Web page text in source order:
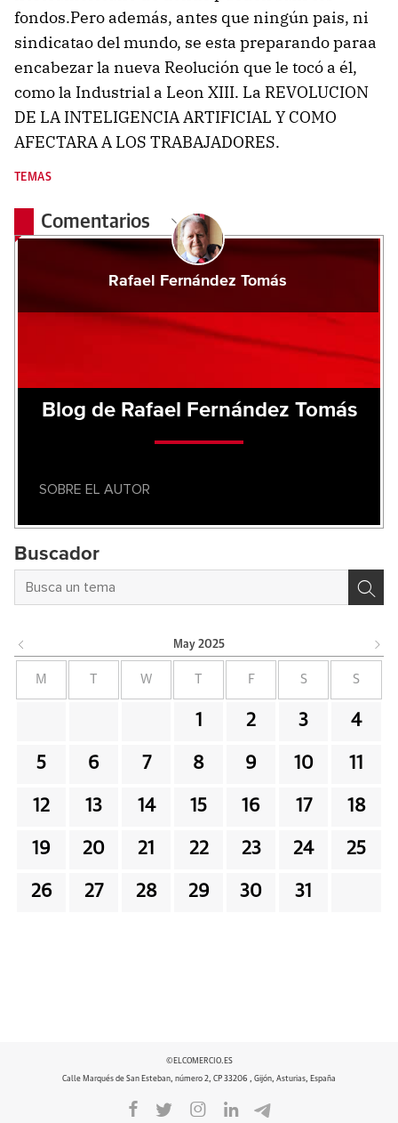
fondos.Pero además, antes que ningún pais, ni
sindicatao del mundo, se esta preparando paraa
encabezar la nueva Reolución que le tocó a él,
como la Industrial a Leon XIII. La REVOLUCION
DE LA INTELIGENCIA ARTIFICIAL Y COMO
AFECTARA A LOS TRABAJADORES.
TEMAS
Comentarios
Rafael Fernández Tomás
Blog de Rafael Fernández Tomás
SOBRE EL AUTOR
Buscador
May 2025
M W F S S
1 2 3 4
5 6 7 8 9 10 11
12 13 14 15 16 17 18
19 20 21 22 23 24 25
26 27 28 29 30 31
©ELCOMERCIO.ES
Calle Marqués de San Esteban, número 2, CP 33206 , Gijón, Asturias, España